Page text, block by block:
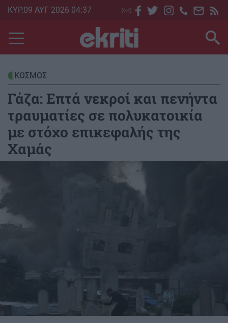
Skip
main
content
ΚΥΡ.09 ΑΥΓ 2026 04:37
ΚΟΣΜΟΣ
Γάζα: Επτά νεκροί και πενήντα
τραυματίες σε πολυκατοικία
με στόχο επικεφαλής της
Χαμάς